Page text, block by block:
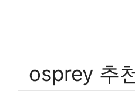
osprey 추